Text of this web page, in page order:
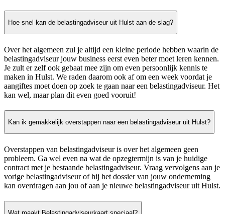
Hoe snel kan de belastingadviseur uit Hulst aan de slag?
Over het algemeen zul je altijd een kleine periode hebben waarin de
belastingadviseur jouw business eerst even beter moet leren kennen.
Je zult er zelf ook gebaat mee zijn om even persoonlijk kennis te
maken in Hulst. We raden daarom ook af om een week voordat je
aangiftes moet doen op zoek te gaan naar een belastingadviseur. Het
kan wel, maar plan dit even goed vooruit!
Kan ik gemakkelijk overstappen naar een belastingadviseur uit Hulst?
Overstappen van belastingadviseur is over het algemeen geen
probleem. Ga wel even na wat de opzegtermijn is van je huidige
contract met je bestaande belastingadviseur. Vraag vervolgens aan je
vorige belastingadviseur of hij het dossier van jouw onderneming
kan overdragen aan jou of aan je nieuwe belastingadviseur uit Hulst.